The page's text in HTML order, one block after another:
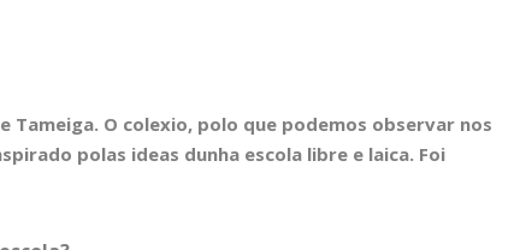
Tameiga. O colexio, polo que podemos observar nos
polas ideas dunha escola libre e laica. Foi